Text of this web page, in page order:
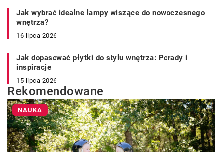
Jak wybrać idealne lampy wiszące do nowoczesnego
wnętrza?
16 lipca 2026
Jak dopasować płytki do stylu wnętrza: Porady i
inspiracje
15 lipca 2026
Rekomendowane
NAUKA